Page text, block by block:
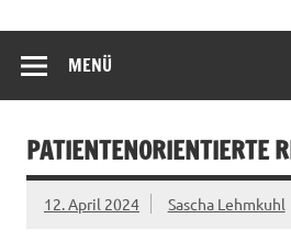
MENÜ
PATIENTENORIENTIERTE
12. April 2024 Sascha Lehmkuhl